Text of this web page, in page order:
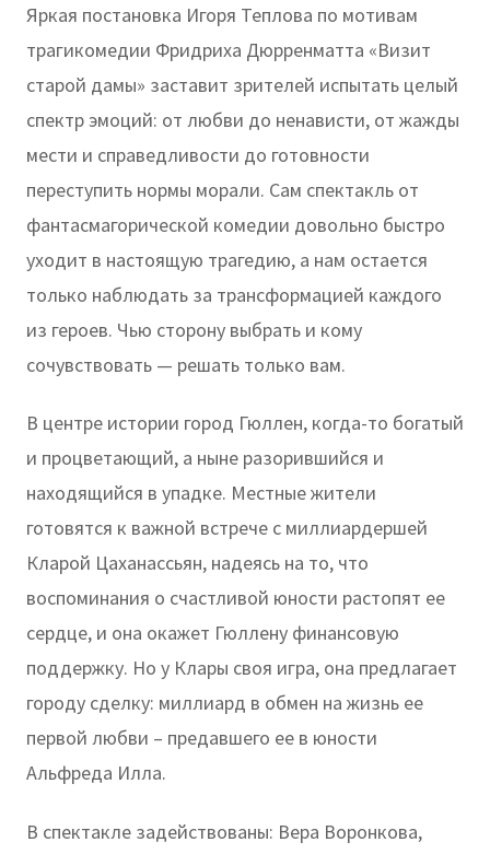
Яркая постановка Игоря Теплова по мотивам
трагикомедии Фридриха Дюрренматта «Визит
старой дамы» заставит зрителей испытать целый
спектр эмоций: от любви до ненависти, от жажды
мести и справедливости до готовности
переступить нормы морали. Сам спектакль от
фантасмагорической комедии довольно быстро
уходит в настоящую трагедию, а нам остается
только наблюдать за трансформацией каждого
из героев. Чью сторону выбрать и кому
сочувствовать — решать только вам.
В центре истории город Гюллен, когда-то богатый
и процветающий, а ныне разорившийся и
находящийся в упадке. Местные жители
готовятся к важной встрече с миллиардершей
Кларой Цаханассьян, надеясь на то, что
воспоминания о счастливой юности растопят ее
сердце, и она окажет Гюллену финансовую
поддержку. Но у Клары своя игра, она предлагает
городу сделку: миллиард в обмен на жизнь ее
первой любви – предавшего ее в юности
Альфреда Илла.
В спектакле задействованы: Вера Воронкова,